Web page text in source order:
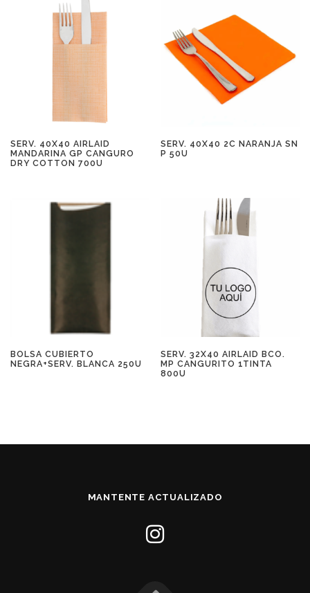
SERV. 40X40 AIRLAID
MANDARINA GP CANGURO
DRY COTTON 700U
SERV. 40X40 2C NARANJA SN
P 50U
BOLSA CUBIERTO
NEGRA+SERV. BLANCA 250U
SERV. 32X40 AIRLAID BCO.
MP CANGURITO 1TINTA
800U
MANTENTE ACTUALIZADO